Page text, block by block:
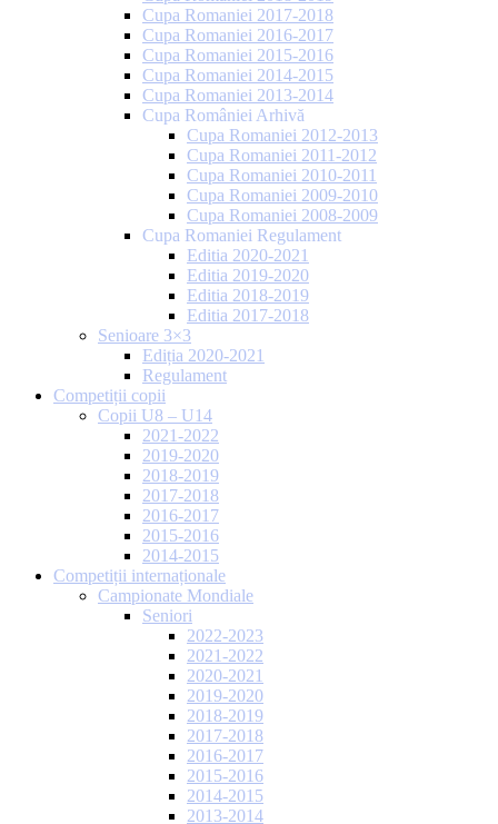
Cupa Romaniei 2017-2018
Cupa Romaniei 2016-2017
Cupa Romaniei 2015-2016
Cupa Romaniei 2014-2015
Cupa Romaniei 2013-2014
Cupa României Arhivă
Cupa Romaniei 2012-2013
Cupa Romaniei 2011-2012
Cupa Romaniei 2010-2011
Cupa Romaniei 2009-2010
Cupa Romaniei 2008-2009
Cupa Romaniei Regulament
Editia 2020-2021
Editia 2019-2020
Editia 2018-2019
Editia 2017-2018
Senioare 3×3
Ediția 2020-2021
Regulament
Competiții copii
Copii U8 – U14
2021-2022
2019-2020
2018-2019
2017-2018
2016-2017
2015-2016
2014-2015
Competiții internaționale
Campionate Mondiale
Seniori
2022-2023
2021-2022
2020-2021
2019-2020
2018-2019
2017-2018
2016-2017
2015-2016
2014-2015
2013-2014